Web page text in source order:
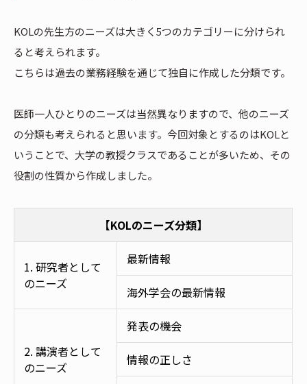
KOLの先生方のニーズは大きく5つのカテゴリーに分けられ
ると考えられます。
こちらは過去の業務経験を通じて独自に作成した分類です。
医師一人ひとりのニーズは当然異なりますので、他のニーズ
の分類も考えられると思います。今回対象とするのはKOLと
いうことで、大学の教授クラスであることが多いため、その
役割の性質から作成しました。
【KOLのニーズ分類】
1. 研究者として
のニーズ
最新情報
海外学会の最新情報
2. 講演者として
のニーズ
発表の機会
情報の正しさ